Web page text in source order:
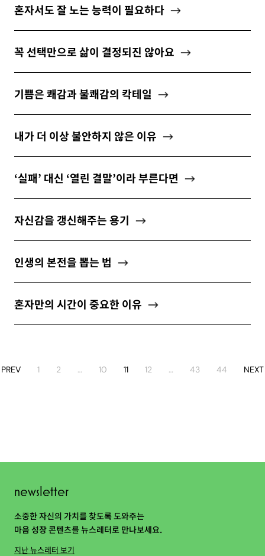
구독하기
혼자서도 잘 노는 능력이 필요하다
꼭 선택만으로 삶이 결정되진 않아요
기쁨은 쾌감과 불쾌감의 칵테일
내가 더 이상 불안하지 않은 이유
‘실패’ 대신 ‘열린 결말’이라 부른다면
자신감을 갱신해주는 용기
인생의 본전을 뽑는 법
혼자만의 시간이 중요한 이유
PREV 1 2 … 10 11 12 … 43 44 NEXT
newsletter
소중한 자신의 가치를 찾도록 도와주는
마음 성장 콘텐츠를 뉴스레터로 만나보세요.
지난 뉴스레터 보기